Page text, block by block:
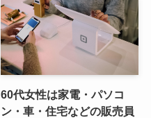
60代女性は家電・パソコ
ン・車・住宅などの販売員